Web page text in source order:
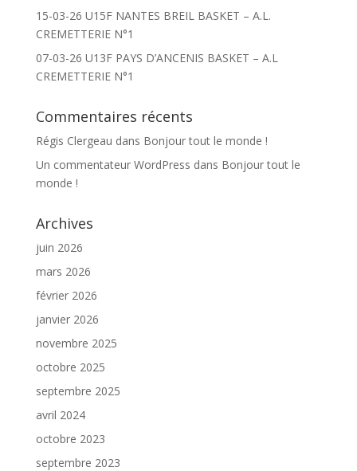
15-03-26 U15F NANTES BREIL BASKET – A.L.
CREMETTERIE N°1
07-03-26 U13F PAYS D’ANCENIS BASKET – A.L
CREMETTERIE N°1
Commentaires récents
Régis Clergeau dans Bonjour tout le monde !
Un commentateur WordPress dans Bonjour tout le
monde !
Archives
juin 2026
mars 2026
février 2026
janvier 2026
novembre 2025
octobre 2025
septembre 2025
avril 2024
octobre 2023
septembre 2023